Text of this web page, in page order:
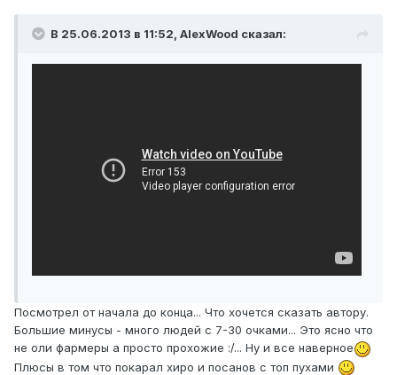
В 25.06.2013 в 11:52, AlexWood сказал:
Посмотрел от начала до конца... Что хочется сказать автору.
Большие минусы - много людей с 7-30 очками... Это ясно что
не оли фармеры а просто прохожие :/... Ну и все наверное
Плюсы в том что покарал хиро и посанов с топ пухами